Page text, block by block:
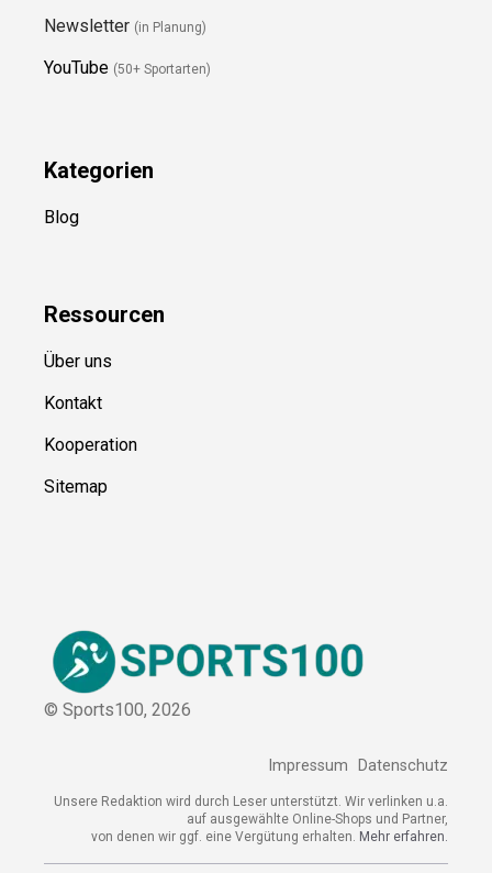
Newsletter (in Planung)
YouTube (50+ Sportarten)
Kategorien
Blog
Ressourcen
Über uns
Kontakt
Kooperation
Sitemap
© Sports100, 2026
Impressum Datenschutz
Unsere Redaktion wird durch Leser unterstützt. Wir verlinken u.a.
auf ausgewählte Online-Shops und Partner,
von denen wir ggf. eine Vergütung erhalten. Mehr erfahren.